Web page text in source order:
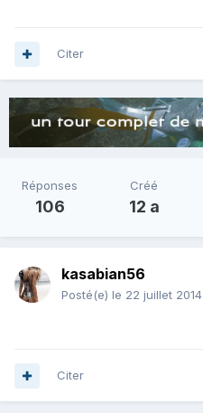
Citer
Réponses
106
Créé
12 a
kasabian56
Posté(e) le 22 juillet 2014
Citer